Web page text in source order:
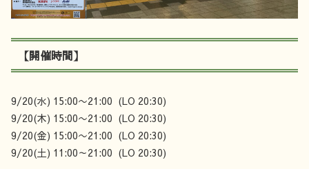
【開催時間】
9/20(水) 15:00〜21:00 (LO 20:30)
9/20(木) 15:00〜21:00 (LO 20:30)
9/20(金) 15:00〜21:00 (LO 20:30)
9/20(土) 11:00～21:00 (LO 20:30)